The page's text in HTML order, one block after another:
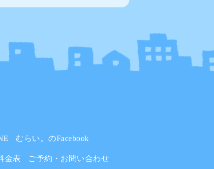
むらい。のFacebook
金表 ご予約・お問い合わせ